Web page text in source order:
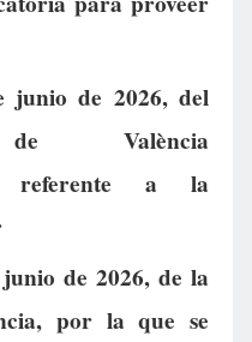
junio de 2026, del
de València
referente a la
de 2026, de la
por la que se